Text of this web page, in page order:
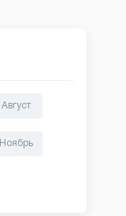
Август
Ноябрь